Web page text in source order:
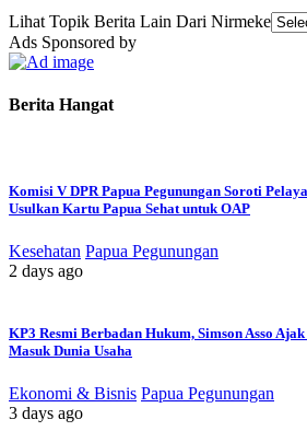
Lihat Topik Berita Lain Dari Nirmeke
Ads Sponsored by
Berita Hangat
Komisi V DPR Papua Pegunungan Soroti
Usulkan Kartu Papua Sehat untuk OAP
Kesehatan Papua Pegunungan
2 days ago
KP3 Resmi Berbadan Hukum, Simson Asso
Masuk Dunia Usaha
Ekonomi & Bisnis Papua Pegunungan
3 days ago